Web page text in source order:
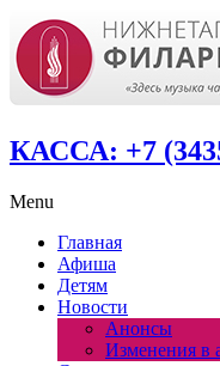
КАССА: +7
Menu
Главная
Афиша
Детям
Новости
Анонсы
Изменения в